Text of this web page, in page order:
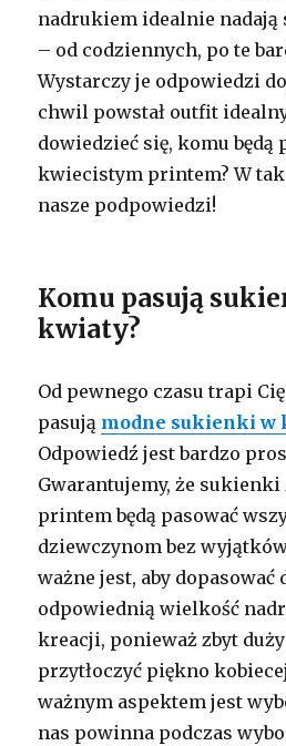
nadrukiem idealnie nadają
– od codziennych, po te
Wystarczy je odpowiedzi
chwil powstał outfit
dowiedzieć się, komu
kwiecistym printem? W
nasze podpowiedzi!
Komu pasują
kwiaty?
Od pewnego czasu trapi
pasują modne sukienki w
Odpowiedź jest bardzo
Gwarantujemy, że
printem będą pasować
dziewczynom bez
ważne jest, aby dopasować
odpowiednią wielkość
kreacji, ponieważ zbyt
przytłoczyć piękno
ważnym aspektem jest
nas powinna podczas